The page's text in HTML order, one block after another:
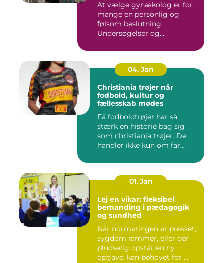
At vælge gynækolog er for
mange en personlig og
følsom beslutning.
Undersøgelser og
04. Jan
Christiania trøjer når
fodbold, kultur og
fællesskab mødes
Få fodboldtrøjer har så
stærk en historie bag sig
som christiania trøjer. De
handler ikke kun om far...
01. Jan
Lej en vikar: fleksibel
bemanding i pædagogik
og sundhed
Når normeringen er presset,
sygdom rammer, eller der
pludselig opstår en ny
opgave, kan behovet for ...